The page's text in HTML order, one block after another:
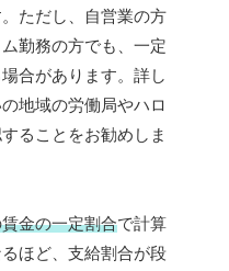
ただし、自営業の方
勤務の方でも、一定
合があります。詳し
地域の労働局やハロ
ることをお勧めしま
金の一定割合で計算
ほど、支給割合が段